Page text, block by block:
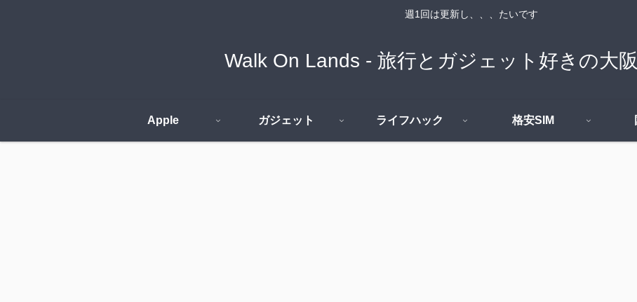
週1回は更新し、、、たいです
Walk On Lands - 旅行とガジェット好きの大
Apple ガジェット ライフハック 格安SIM